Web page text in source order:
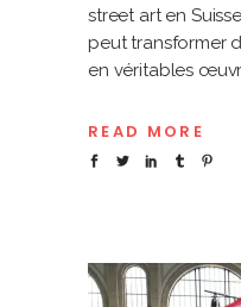
street art en
peut transformer
en véritables
READ MORE